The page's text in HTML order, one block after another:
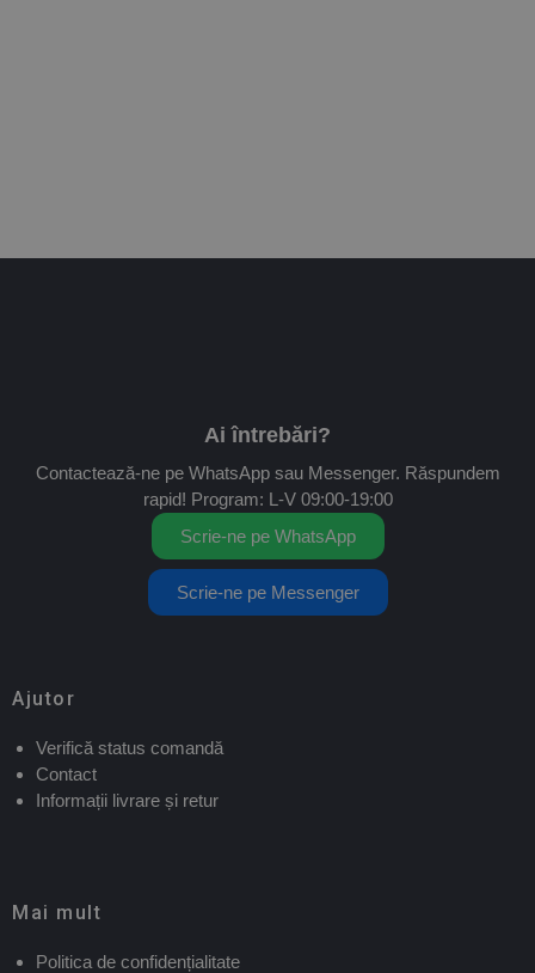
Ai întrebări?
Contactează-ne pe WhatsApp sau Messenger. Răspundem
rapid! Program: L-V 09:00-19:00
Scrie-ne pe WhatsApp
Scrie-ne pe Messenger
Ajutor
Verifică status comandă
Contact
Informații livrare și retur
Mai mult
Politica de confidențialitate